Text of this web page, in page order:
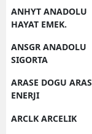
ANHYT ANADOLU
HAYAT EMEK.
ANSGR ANADOLU
SIGORTA
ARASE DOGU ARAS
ENERJI
ARCLK ARCELIK